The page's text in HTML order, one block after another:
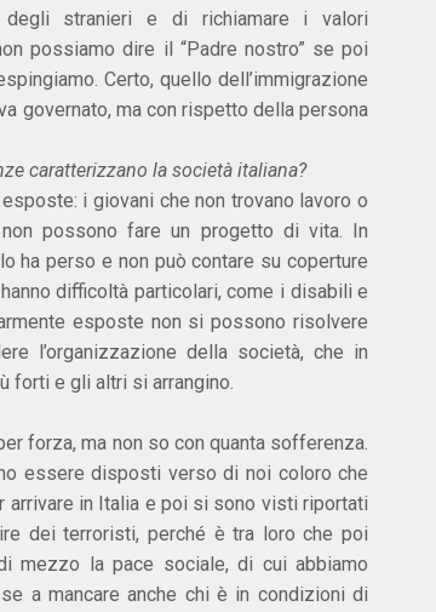
stranieri e di richiamare i valori
possiamo dire il “Padre nostro” se poi
Certo, quello dell’immigrazione
governato, ma con rispetto della persona
caratterizzano la società italiana?
i giovani che non trovano lavoro o
possono fare un progetto di vita. In
ha perso e non può contare su coperture
difficoltà particolari, come i disabili e
esposte non si possono risolvere
l’organizzazione della società, che in
forti e gli altri si arrangino.
forza, ma non so con quanta sofferenza.
essere disposti verso di noi coloro che
arrivare in Italia e poi si sono visti riportati
dei terroristi, perché è tra loro che poi
mezzo la pace sociale, di cui abbiamo
a mancare anche chi è in condizioni di